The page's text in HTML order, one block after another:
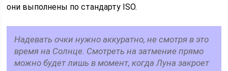
они выполнены по стандарту ISO.
Надевать очки нужно аккуратно, не смотря в это
время на Солнце. Смотреть на затмение прямо
можно будет лишь в момент, когда Луна закроет